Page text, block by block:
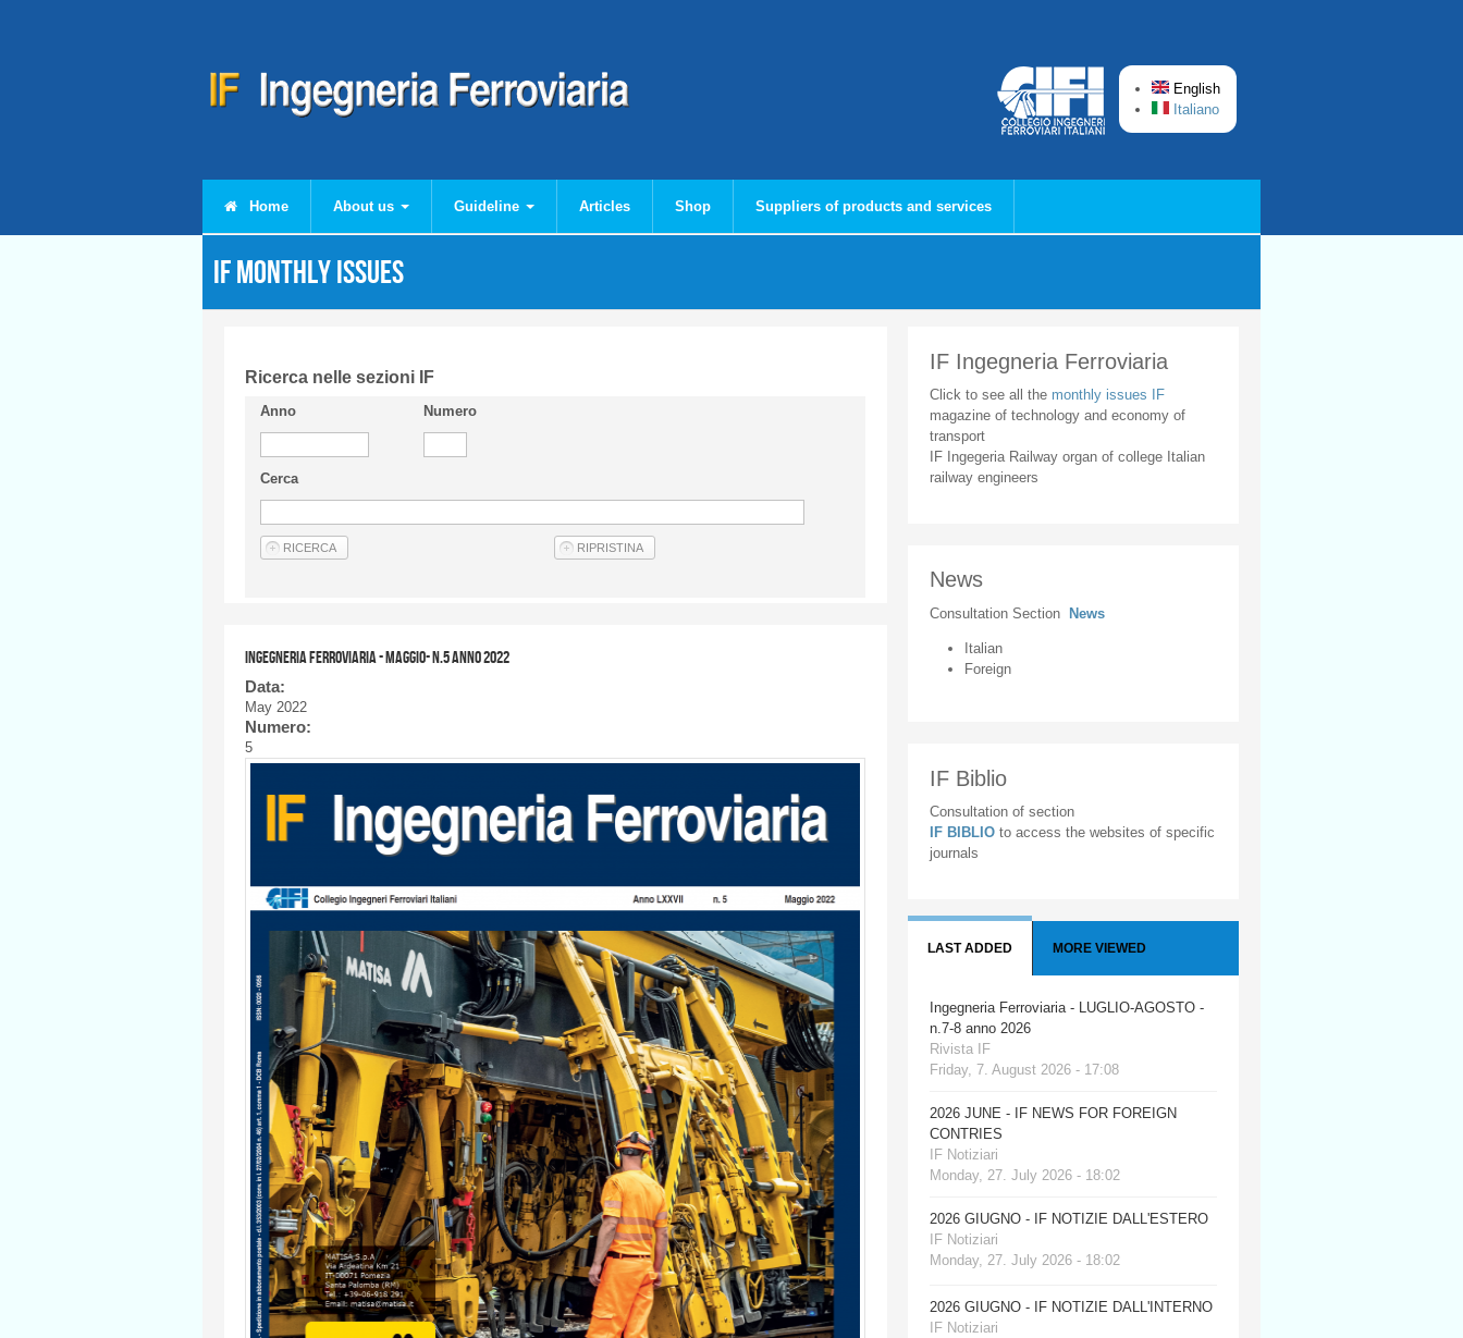
English
Italiano
Home About us Guideline Articles Shop Suppliers of products and services
IF monthly issues
Ricerca nelle sezioni IF
Anno Numero
Cerca
Ingegneria Ferroviaria - MAGGIO- n.5 anno 2022
Data:
May 2022
Numero:
5
IF Ingegneria Ferroviaria
Click to see all the monthly issues IF
magazine of technology and economy of
transport
IF Ingegeria Railway organ of college Italian
railway engineers
News
Consultation Section News
Italian
Foreign
IF Biblio
Consultation of section
IF BIBLIO to access the websites of specific
journals
LAST ADDED MORE VIEWED
Ingegneria Ferroviaria - LUGLIO-AGOSTO -
n.7-8 anno 2026
Rivista IF
Friday, 7. August 2026 - 17:08
2026 JUNE - IF NEWS FOR FOREIGN
CONTRIES
IF Notiziari
Monday, 27. July 2026 - 18:02
2026 GIUGNO - IF NOTIZIE DALL'ESTERO
IF Notiziari
Monday, 27. July 2026 - 18:02
2026 GIUGNO - IF NOTIZIE DALL'INTERNO
IF Notiziari